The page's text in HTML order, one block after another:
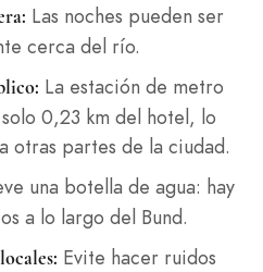
Las noches pueden ser
cerca del río.
La estación de metro
0,23 km del hotel, lo
otras partes de la ciudad.
una botella de agua: hay
a lo largo del Bund.
Evite hacer ruidos